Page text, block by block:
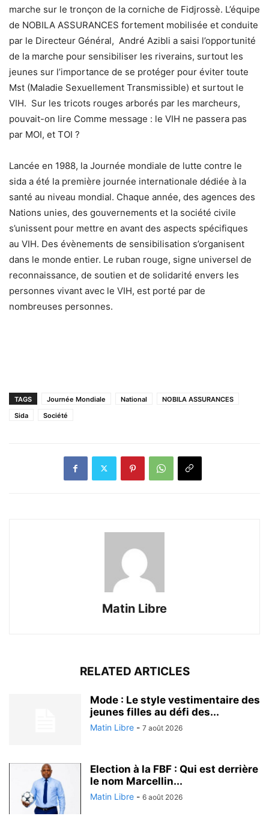
marche sur le tronçon de la corniche de Fidjrossè. L’équipe
de NOBILA ASSURANCES fortement mobilisée et conduite
par le Directeur Général, André Azibli a saisi l’opportunité
de la marche pour sensibiliser les riverains, surtout les
jeunes sur l’importance de se protéger pour éviter toute
Mst (Maladie Sexuellement Transmissible) et surtout le
VIH. Sur les tricots rouges arborés par les marcheurs,
pouvait-on lire Comme message : le VIH ne passera pas
par MOI, et TOI ?
Lancée en 1988, la Journée mondiale de lutte contre le
sida a été la première journée internationale dédiée à la
santé au niveau mondial. Chaque année, des agences des
Nations unies, des gouvernements et la société civile
s’unissent pour mettre en avant des aspects spécifiques
au VIH. Des évènements de sensibilisation s’organisent
dans le monde entier. Le ruban rouge, signe universel de
reconnaissance, de soutien et de solidarité envers les
personnes vivant avec le VIH, est porté par de
nombreuses personnes.
TAGS Journée Mondiale National
NOBILA ASSURANCES
Sida
Société
Matin Libre
RELATED ARTICLES
Mode : Le style vestimentaire des
jeunes filles au défi des...
Matin Libre - 7 août 2026
Election à la FBF : Qui est derrière
le nom Marcellin...
Matin Libre - 6 août 2026